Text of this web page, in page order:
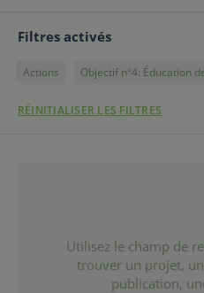
Filtres activés
Actions Objectif n°4: Éducation
RÉINITIALISER LES FILTRES
Utilisez le champ de
trouver un projet,
publication,